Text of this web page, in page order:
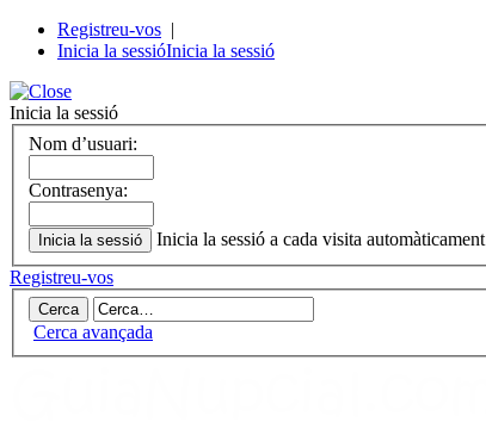
Registreu-vos |
Inicia la sessióInicia la sessió
Inicia la sessió
Nom d’usuari:
Contrasenya:
Inicia la sessió a cada visita automàticament
Registreu-vos
Cerca avançada